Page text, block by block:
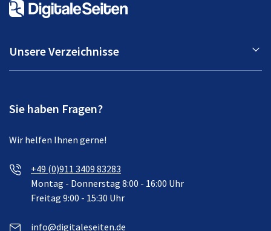
Unsere Verzeichnisse
Sie haben Fragen?
Wir helfen Ihnen gerne!
+49 (0)911 3409 83283
Montag - Donnerstag 8:00 - 16:00 Uhr
Freitag 9:00 - 15:30 Uhr
info@digitaleseiten.de